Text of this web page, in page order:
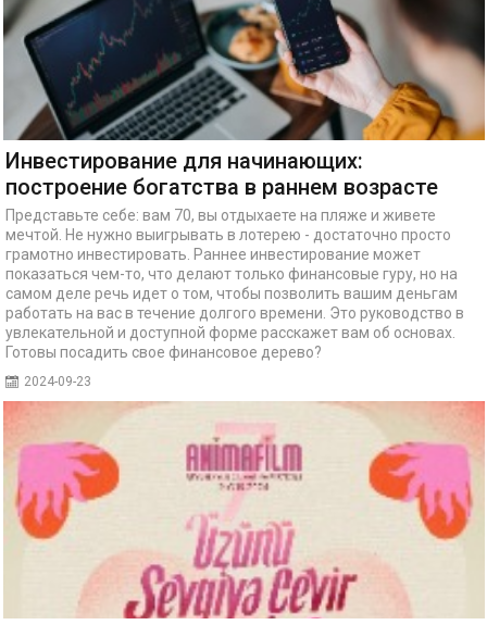
Инвестирование для начинающих:
построение богатства в раннем возрасте
Представьте себе: вам 70, вы отдыхаете на пляже и живете
мечтой. Не нужно выигрывать в лотерею - достаточно просто
грамотно инвестировать. Раннее инвестирование может
показаться чем-то, что делают только финансовые гуру, но на
самом деле речь идет о том, чтобы позволить вашим деньгам
работать на вас в течение долгого времени. Это руководство в
увлекательной и доступной форме расскажет вам об основах.
Готовы посадить свое финансовое дерево?
2024-09-23